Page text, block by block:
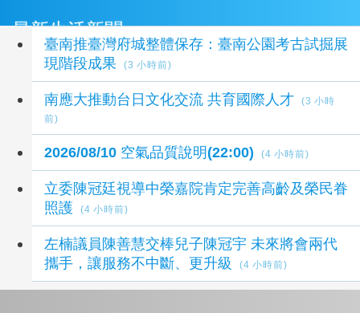
最新生活新聞
臺南推臺灣府城整體保存：臺南公園考古試掘展
現階段成果
(3 小時前)
南應大推動台日文化交流 共育國際人才
(3 小時
前)
2026/08/10 空氣品質說明(22:00) (4 小時前)
立委陳冠廷視導中榮嘉院肯定完善高齡及榮民眷
照護
(4 小時前)
左楠議員陳善慧交棒兒子陳冠宇 未來將會兩代
攜手，讓服務不中斷、更升級
(4 小時前)